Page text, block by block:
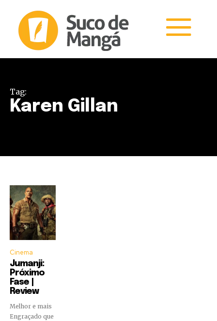
Tag:
Karen Gillan
Cinema
Jumanji:
Próximo
Fase |
Review
Melhor e mais
Engraçado que